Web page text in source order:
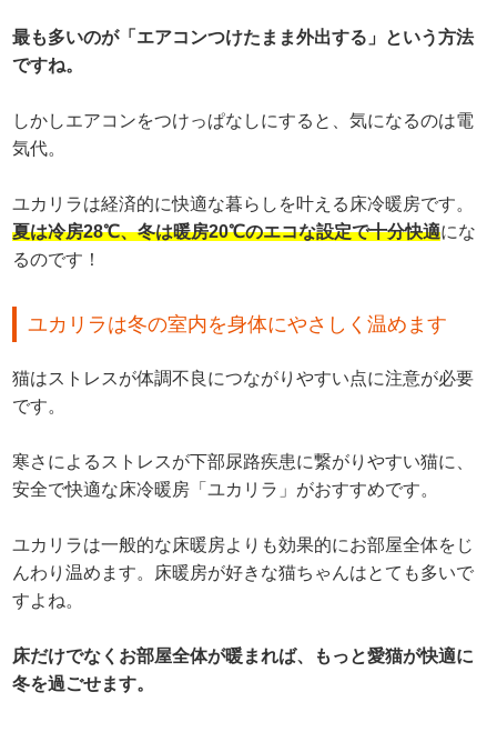
最も多いのが「エアコンつけたまま外出する」という方法
ですね。
しかしエアコンをつけっぱなしにすると、気になるのは電
気代。
ユカリラは経済的に快適な暮らしを叶える床冷暖房です。
夏は冷房28℃、冬は暖房20℃のエコな設定で十分快適にな
るのです！
ユカリラは冬の室内を身体にやさしく温めます
猫はストレスが体調不良につながりやすい点に注意が必要
です。
寒さによるストレスが下部尿路疾患に繋がりやすい猫に、
安全で快適な床冷暖房「ユカリラ」がおすすめです。
ユカリラは一般的な床暖房よりも効果的にお部屋全体をじ
んわり温めます。床暖房が好きな猫ちゃんはとても多いで
すよね。
床だけでなくお部屋全体が暖まれば、もっと愛猫が快適に
冬を過ごせます。